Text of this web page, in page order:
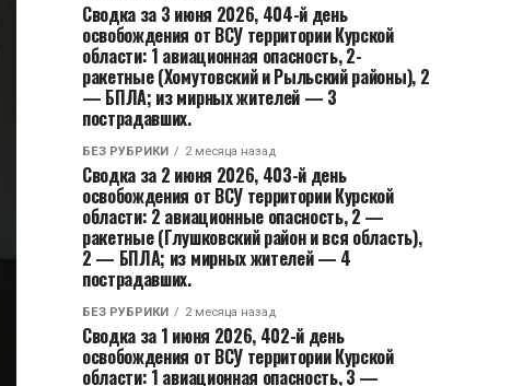
Сводка за 3 июня 2026, 404-й день
освобождения от ВСУ территории Курской
области: 1 авиационная опасность, 2-
ракетные (Хомутовский и Рыльский районы), 2
— БПЛА; из мирных жителей — 3
пострадавших.
БЕЗ РУБРИКИ 2 месяца назад
Сводка за 2 июня 2026, 403-й день
освобождения от ВСУ территории Курской
области: 2 авиационные опасность, 2 —
ракетные (Глушковский район и вся область),
2 — БПЛА; из мирных жителей — 4
пострадавших.
БЕЗ РУБРИКИ 2 месяца назад
Сводка за 1 июня 2026, 402-й день
освобождения от ВСУ территории Курской
области: 1 авиационная опасность, 3 —